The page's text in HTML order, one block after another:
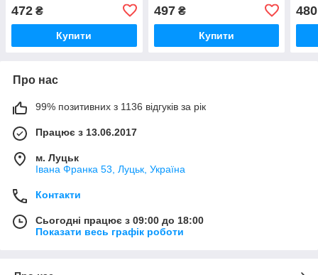
472 ₴
Купити
497₴
Купити
480
Про нас
99% позитивних з 1136 відгуків за рік
Працює з 13.06.2017
м. Луцьк
Івана Франка 53, Луцьк, Україна
Контакти
Сьогодні працює з 09:00 до 18:00
Показати весь графік роботи